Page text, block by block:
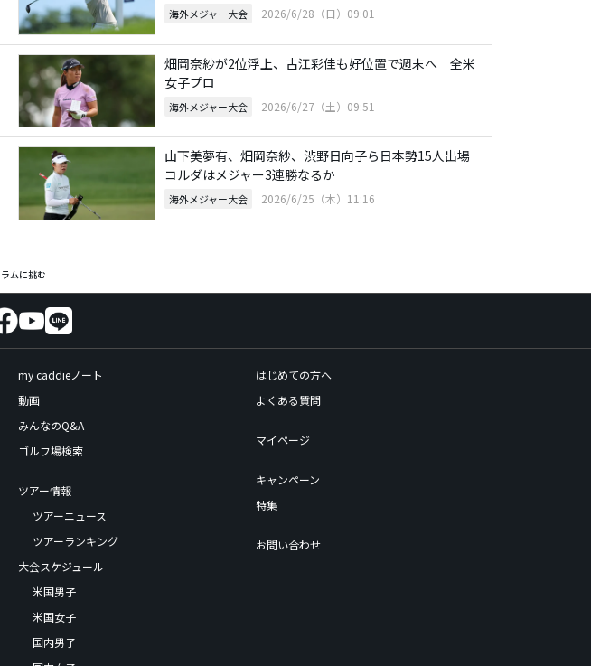
海外メジャー大会 2026/6/28（日）09:01
畑岡奈紗が2位浮上、古江彩佳も好位置で週末へ 全米
女子プロ
海外メジャー大会 2026/6/27（土）09:51
山下美夢有、畑岡奈紗、渋野日向子ら日本勢15人出場
コルダはメジャー3連勝なるか
海外メジャー大会 2026/6/25（木）11:16
ムに挑む
my caddieノート
動画
みんなのQ&A
ゴルフ場検索
ツアー情報
ツアーニュース
ツアーランキング
大会スケジュール
米国男子
米国女子
国内男子
はじめての方へ
よくある質問
マイページ
キャンペーン
特集
お問い合わせ